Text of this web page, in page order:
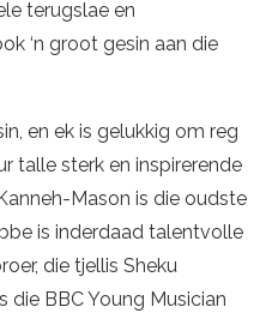
terugslae en
‘n groot gesin aan die
en ek is gelukkig om reg
talle sterk en inspirerende
Mason is die oudste
is inderdaad talentvolle
die tjellis Sheku
die BBC Young Musician